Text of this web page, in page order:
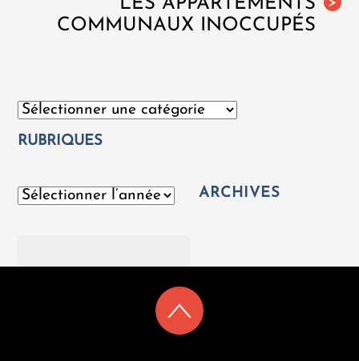
>
LES APPARTEMENTS
COMMUNAUX INOCCUPÉS
Catégories
RUBRIQUES
Archives ARCHIVES